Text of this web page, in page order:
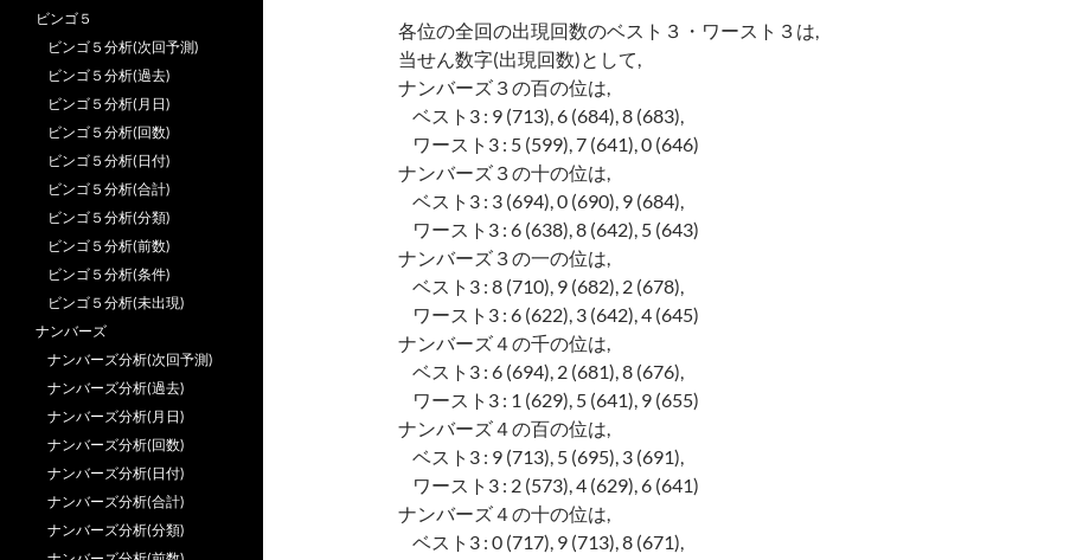
各位の全回の出現回数のベスト３・ワースト３は,
当せん数字(出現回数)として,
ナンバーズ３の百の位は,
ベスト3 : 9 (713), 6 (684), 8 (683),
ワースト3 : 5 (599), 7 (641), 0 (646)
ナンバーズ３の十の位は,
ベスト3 : 3 (694), 0 (690), 9 (684),
ワースト3 : 6 (638), 8 (642), 5 (643)
ナンバーズ３の一の位は,
ベスト3 : 8 (710), 9 (682), 2 (678),
ワースト3 : 6 (622), 3 (642), 4 (645)
ナンバーズ４の千の位は,
ベスト3 : 6 (694), 2 (681), 8 (676),
ワースト3 : 1 (629), 5 (641), 9 (655)
ナンバーズ４の百の位は,
ベスト3 : 9 (713), 5 (695), 3 (691),
ワースト3 : 2 (573), 4 (629), 6 (641)
ナンバーズ４の十の位は,
ベスト3 : 0 (717), 9 (713), 8 (671),
ビンゴ５
ビンゴ５分析(次回予測)
ビンゴ５分析(過去)
ビンゴ５分析(月日)
ビンゴ５分析(回数)
ビンゴ５分析(日付)
ビンゴ５分析(合計)
ビンゴ５分析(分類)
ビンゴ５分析(前数)
ビンゴ５分析(条件)
ビンゴ５分析(未出現)
ナンバーズ
ナンバーズ分析(次回予測)
ナンバーズ分析(過去)
ナンバーズ分析(月日)
ナンバーズ分析(回数)
ナンバーズ分析(日付)
ナンバーズ分析(合計)
ナンバーズ分析(分類)